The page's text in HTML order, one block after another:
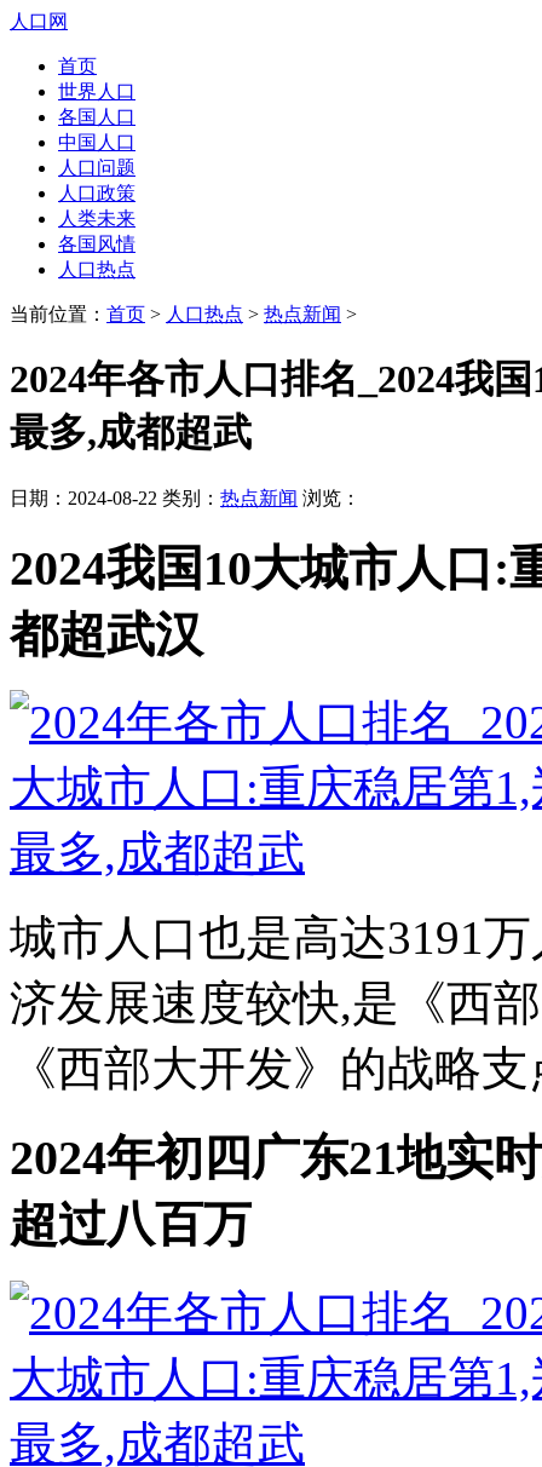
人口网
首页
世界人口
各国人口
中国人口
人口问题
人口政策
人类未来
各国风情
人口热点
当前位置： 首页 > 人口热点 > 热点新闻 >
2024年各市人口排名_2024我
最多,成都超武
日期：2024-08-22 类别： 热点新闻 浏览：
2024我国10大城市人口:
都超武汉
城市人口也是高达3191
济发展速度较快,是《西
《西部大开发》的战略
2024年初四广东21地实
超过八百万